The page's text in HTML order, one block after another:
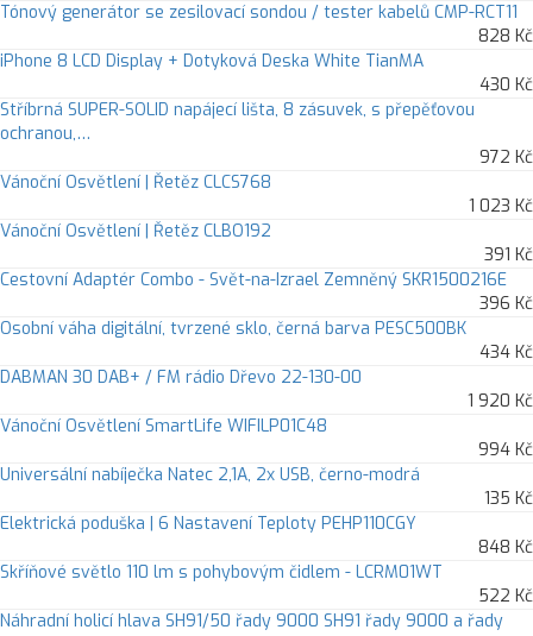
Tónový generátor se zesilovací sondou / tester kabelů CMP-RCT11
828 Kč
iPhone 8 LCD Display + Dotyková Deska White TianMA
430 Kč
Stříbrná SUPER-SOLID napájecí lišta, 8 zásuvek, s přepěťovou
ochranou,…
972 Kč
Vánoční Osvětlení | Řetěz CLCS768
1 023 Kč
Vánoční Osvětlení | Řetěz CLBO192
391 Kč
Cestovní Adaptér Combo - Svět-na-Izrael Zemněný SKR1500216E
396 Kč
Osobní váha digitální, tvrzené sklo, černá barva PESC500BK
434 Kč
DABMAN 30 DAB+ / FM rádio Dřevo 22-130-00
1 920 Kč
Vánoční Osvětlení SmartLife WIFILP01C48
994 Kč
Universální nabíječka Natec 2,1A, 2x USB, černo-modrá
135 Kč
Elektrická poduška | 6 Nastavení Teploty PEHP110CGY
848 Kč
Skříňové světlo 110 lm s pohybovým čidlem - LCRM01WT
522 Kč
Náhradní holicí hlava SH91/50 řady 9000 SH91 řady 9000 a řady